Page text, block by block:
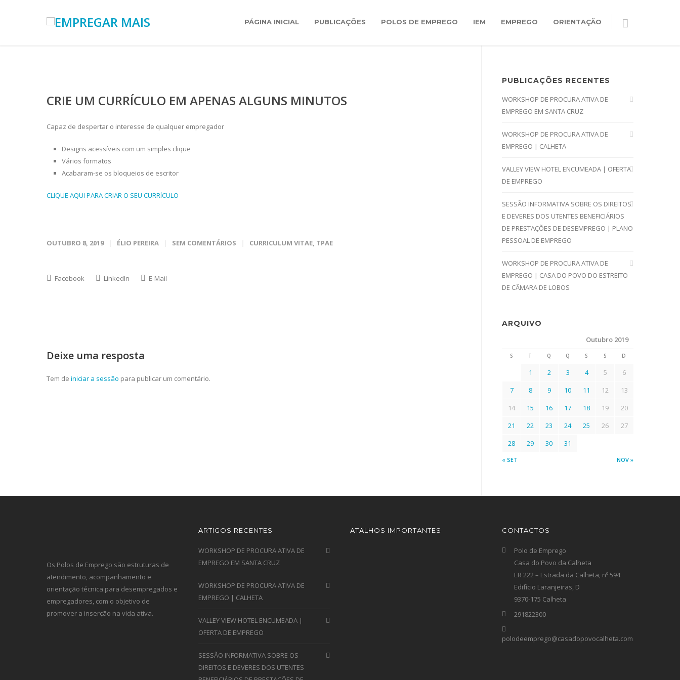
PÁGINA INICIAL PUBLICAÇÕES POLOS DE EMPREGO IEM EMPREGO ORIENTAÇÃO
CRIE UM CURRÍCULO EM APENAS ALGUNS MINUTOS
Capaz de despertar o interesse de qualquer empregador
Designs acessíveis com um simples clique
Vários formatos
Acabaram-se os bloqueios de escritor
CLIQUE AQUI PARA CRIAR O SEU CURRÍCULO
OUTUBRO 8, 2019 ÉLIO PEREIRA SEM COMENTÁRIOS CURRICULUM VITAE, TPAE
Facebook LinkedIn E-Mail
Deixe uma resposta
Tem de iniciar a sessão para publicar um comentário.
PUBLICAÇÕES RECENTES
WORKSHOP DE PROCURA ATIVA DE
EMPREGO EM SANTA CRUZ
WORKSHOP DE PROCURA ATIVA DE
EMPREGO | CALHETA
VALLEY VIEW HOTEL ENCUMEADA | OFERTA
DE EMPREGO
SESSÃO INFORMATIVA SOBRE OS DIREITOS
E DEVERES DOS UTENTES BENEFICIÁRIOS
DE PRESTAÇÕES DE DESEMPREGO | PLANO
PESSOAL DE EMPREGO
WORKSHOP DE PROCURA ATIVA DE
EMPREGO | CASA DO POVO DO ESTREITO
DE CÂMARA DE LOBOS
ARQUIVO
Outubro 2019
S T Q Q S S D
« SET NOV »
1 2 3 4 5
6
7
8 9 10 11 12
13
14
15 16 17 18 19
20
21
22 23 24 25 26
27
28
29 30 31
Os Polos de Emprego são estruturas de
atendimento, acompanhamento e
orientação técnica para desempregados e
empregadores, com o objetivo de
promover a inserção na vida ativa.
ARTIGOS RECENTES
WORKSHOP DE PROCURA ATIVA DE
EMPREGO EM SANTA CRUZ
WORKSHOP DE PROCURA ATIVA DE
EMPREGO | CALHETA
VALLEY VIEW HOTEL ENCUMEADA |
OFERTA DE EMPREGO
SESSÃO INFORMATIVA SOBRE OS
DIREITOS E DEVERES DOS UTENTES
ATALHOS IMPORTANTES CONTACTOS
Polo de Emprego
Casa do Povo da Calheta
ER 222 – Estrada da Calheta, nº 594
Edifício Laranjeiras, D
9370-175 Calheta
291822300
polodeemprego@casadopovocalheta.com